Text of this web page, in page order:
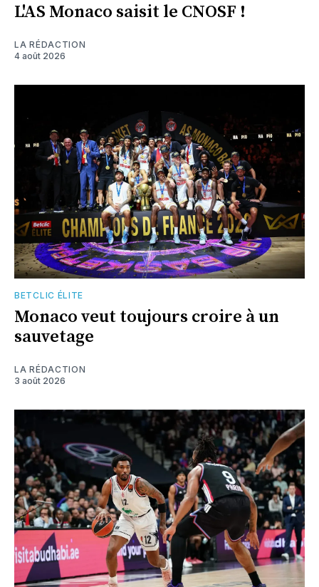
L'AS Monaco saisit le CNOSF !
LA RÉDACTION
4 août 2026
BETCLIC ÉLITE
Monaco veut toujours croire à un
sauvetage
LA RÉDACTION
3 août 2026